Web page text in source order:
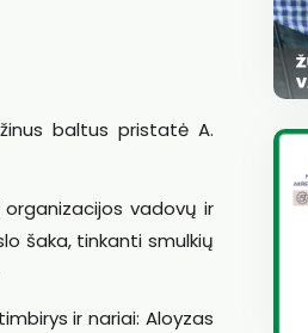
baltus pristatė A.
vadovų ir
šaka, tinkanti smulkių
ir nariai: Aloyzas